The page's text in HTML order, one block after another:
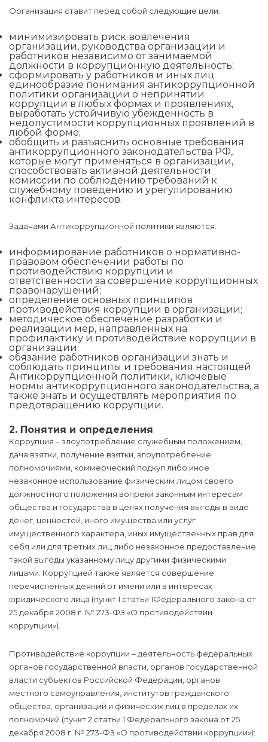
Организация ставит перед собой следующие цели:
минимизировать риск вовлечения
организации, руководства организации и
работников независимо от занимаемой
должности в коррупционную деятельность;
сформировать у работников и иных лиц
единообразие понимания антикоррупционной
политики организации о непринятии
коррупции в любых формах и проявлениях,
выработать устойчивую убежденность в
недопустимости коррупционных проявлений в
любой форме;
обобщить и разъяснить основные требования
антикоррупционного законодательства РФ,
которые могут применяться в организации,
способствовать активной деятельности
комиссии по соблюдению требований к
служебному поведению и урегулированию
конфликта интересов.
Задачами Антикоррупционной политики являются:
информирование работников о нормативно-
правовом обеспечении работы по
противодействию коррупции и
ответственности за совершение коррупционных
правонарушений;
определение основных принципов
противодействия коррупции в организации;
методическое обеспечение разработки и
реализации мер, направленных на
профилактику и противодействие коррупции в
организации;
обязание работников организации знать и
соблюдать принципы и требования настоящей
Антикоррупционной политики, ключевые
нормы антикоррупционного законодательства, а
также знать и осуществлять мероприятия по
предотвращению коррупции.
2. Понятия и определения
Коррупция – злоупотребление служебным положением,
дача взятки, получение взятки, злоупотребление
полномочиями, коммерческий подкуп либо иное
незаконное использование физическим лицом своего
должностного положения вопреки законным интересам
общества и государства в целях получения выгоды в виде
денег, ценностей, иного имущества или услуг
имущественного характера, иных имущественных прав для
себя или для третьих лиц либо незаконное предоставление
такой выгоды указанному лицу другими физическими
лицами. Коррупцией также является совершение
перечисленных деяний от имени или в интересах
юридического лица (пункт 1 статьи 1Федерального закона от
25 декабря 2008 г. № 273-ФЗ «О противодействии
коррупции»).
Противодействие коррупции – деятельность федеральных
органов государственной власти, органов государственной
власти субъектов Российской Федерации, органов
местного самоуправления, институтов гражданского
общества, организаций и физических лиц в пределах их
полномочий (пункт 2 статьи 1 Федерального закона от 25
декабря 2008 г. № 273-ФЗ «О противодействии коррупции»):